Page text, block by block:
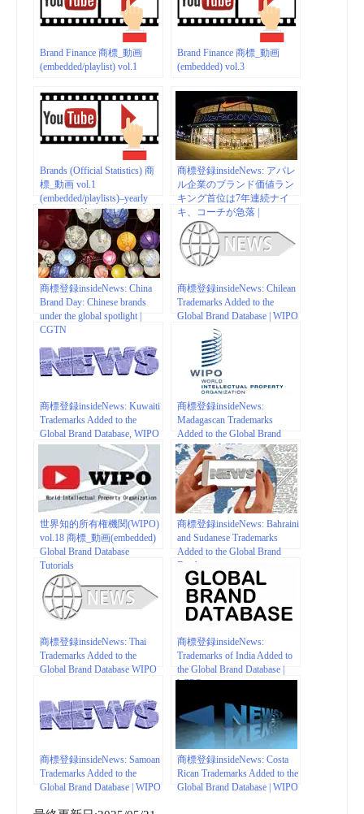
Brand Finance 商標_動画
(embedded/playlist) vol.1
Brand Finance 商標_動画
(embedded) vol.3
Brands (Official Statistics) 商
標_動画 vol.1
(embedded/playlists)–yearly
statistics of brand rankings
商標登録insideNews: アパレ
ル企業のブランド価値ラン
キング首位は7年連続ナイ
キ、コーチが急落 |
fashionsnap.com
商標登録insideNews: China
Brand Day: Chinese brands
under the global spotlight |
CGTN
商標登録insideNews: Chilean
Trademarks Added to the
Global Brand Database | WIPO
商標登録insideNews: Kuwaiti
Trademarks Added to the
Global Brand Database, WIPO
商標登録insideNews:
Madagascan Trademarks
Added to the Global Brand
Database | WIPO
世界知的所有権機関(WIPO)
vol.18 商標_動画(embedded)
Global Brand Database
Tutorials
商標登録insideNews: Bahraini
and Sudanese Trademarks
Added to the Global Brand
Database
商標登録insideNews: Thai
Trademarks Added to the
Global Brand Database WIPO
商標登録insideNews:
Trademarks of India Added to
the Global Brand Database |
WIPO
商標登録insideNews: Samoan
Trademarks Added to the
Global Brand Database | WIPO
商標登録insideNews: Costa
Rican Trademarks Added to the
Global Brand Database | WIPO